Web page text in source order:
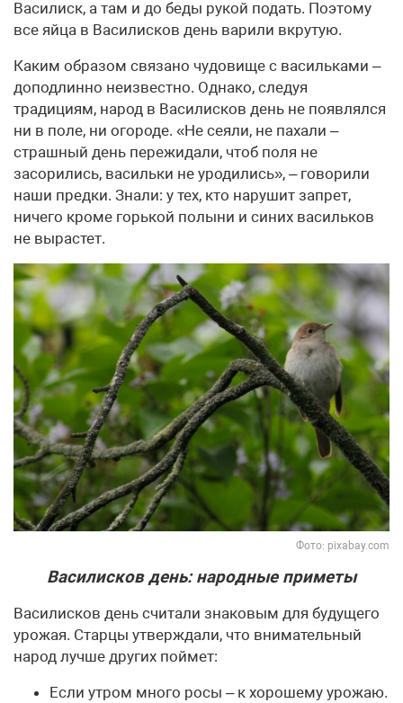
Василиск, а там и до беды рукой подать. Поэтому
все яйца в Василисков день варили вкрутую.
Каким образом связано чудовище с васильками –
доподлинно неизвестно. Однако, следуя
традициям, народ в Василисков день не появлялся
ни в поле, ни огороде. «Не сеяли, не пахали –
страшный день пережидали, чтоб поля не
засорились, васильки не уродились», – говорили
наши предки. Знали: у тех, кто нарушит запрет,
ничего кроме горькой полыни и синих васильков
не вырастет.
Фото: pixabay.com
Василисков день: народные приметы
Василисков день считали знаковым для будущего
урожая. Старцы утверждали, что внимательный
народ лучше других поймет:
Если утром много росы – к хорошему урожаю.